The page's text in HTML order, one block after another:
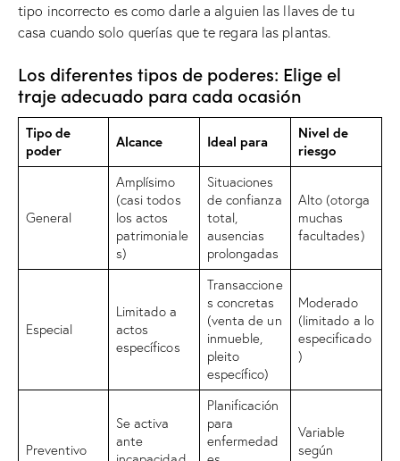
tipo incorrecto es como darle a alguien las llaves de tu
casa cuando solo querías que te regara las plantas.
Los diferentes tipos de poderes: Elige el
traje adecuado para cada ocasión
Tipo de
poder
Alcance Ideal para
Nivel de
riesgo
General
Amplísimo
(casi todos
los actos
patrimoniale
s)
Situaciones
de confianza
total,
ausencias
prolongadas
Alto (otorga
muchas
facultades)
Especial
Limitado a
actos
específicos
Transaccione
s concretas
(venta de un
inmueble,
pleito
específico)
Moderado
(limitado a lo
especificado
)
Preventivo
Se activa
ante
Planificación
para
enfermedad
Variable
según